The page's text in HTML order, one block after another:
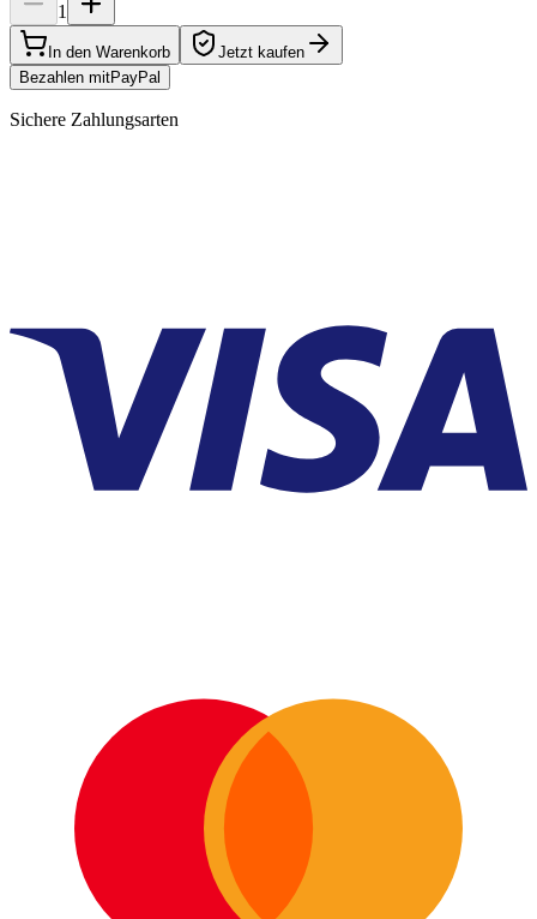
1
In den Warenkorb
Jetzt kaufen
Bezahlen mitPayPal
Sichere Zahlungsarten